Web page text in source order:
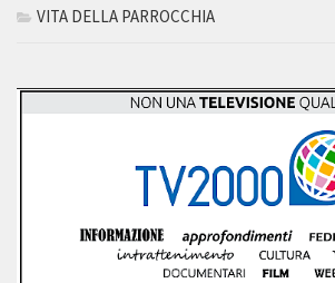
VITA DELLA PARROCCHIA